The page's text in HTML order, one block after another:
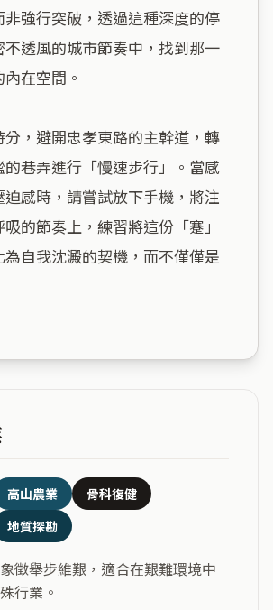
強行突破，透過這種深度的停
不透風的城市節奏中，找到那一
在空間。
分，避開忠孝東路的主幹道，轉
的巷弄進行「慢速步行」。當感
感時，請嘗試放下手機，將注
的節奏上，練習將這份「蹇」
自我沈澱的契機，而不僅僅是
高山農業
骨科復健
地質探勘
徵舉步維艱，適合在艱難環境中
行業。